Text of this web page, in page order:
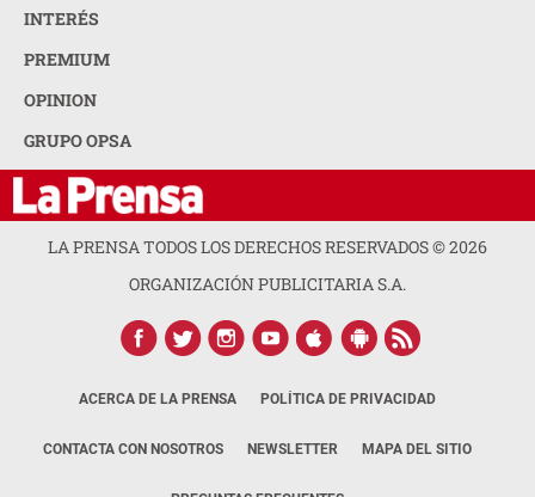
INTERÉS
PREMIUM
OPINION
GRUPO OPSA
LA PRENSA TODOS LOS DERECHOS RESERVADOS ©2026
ORGANIZACIÓN PUBLICITARIA S.A.
ACERCA DE LA PRENSA POLÍTICA DE PRIVACIDAD
CONTACTA CON NOSOTROS NEWSLETTER MAPA DEL SITIO